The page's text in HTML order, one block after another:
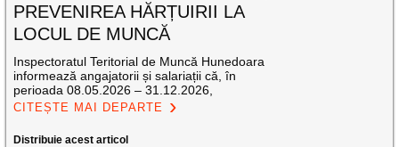
PREVENIREA HĂRȚUIRII LA
LOCUL DE MUNCĂ
Inspectoratul Teritorial de Muncă Hunedoara
informează angajatorii și salariații că, în
perioada 08.05.2026 – 31.12.2026,
CITEȘTE MAI DEPARTE
Distribuie acest articol